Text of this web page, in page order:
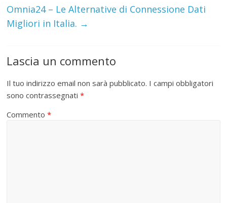
Omnia24 – Le Alternative di Connessione Dati
Migliori in Italia. →
Lascia un commento
Il tuo indirizzo email non sarà pubblicato. I campi obbligatori
sono contrassegnati*
Commento*